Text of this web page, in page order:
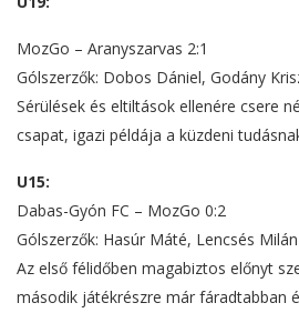
MozGo – Aranyszarvas 2:1
Gólszerzők: Dobos Dániel, Godány
Sérülések és eltiltások ellenére csere
csapat, igazi példája a küzdeni
U15:
Dabas-Gyón FC – MozGo 0:2
Gólszerzők: Hasúr Máté, Lencsés Milán
Az első félidőben magabiztos előnyt
második játékrészre már fáradtabban